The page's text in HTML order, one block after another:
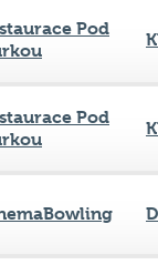
Pod
Pod